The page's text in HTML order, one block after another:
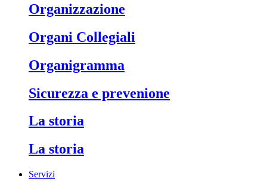
Organizzazione
Organi Collegiali
Organigramma
Sicurezza e prevenione
La storia
La storia
Servizi